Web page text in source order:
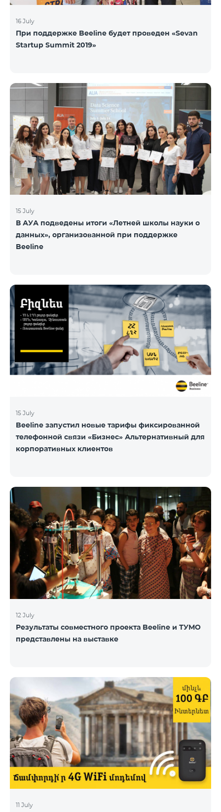
16 July
При поддержке Beeline будет проведен «Sevan
Startup Summit 2019»
15 July
В АУА подведены итоги «Летней школы науки о
данных», организованной при поддержке
Beeline
15 July
Beeline запустил новые тарифы фиксированной
телефонной связи «Бизнес» Альтернативный для
корпоративных клиентов
12 July
Результаты совместного проекта Beeline и ТУМО
представлены на выставке
11 July